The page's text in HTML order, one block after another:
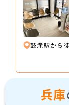
鼓滝駅から
兵庫